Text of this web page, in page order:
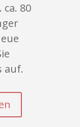
80
auf.